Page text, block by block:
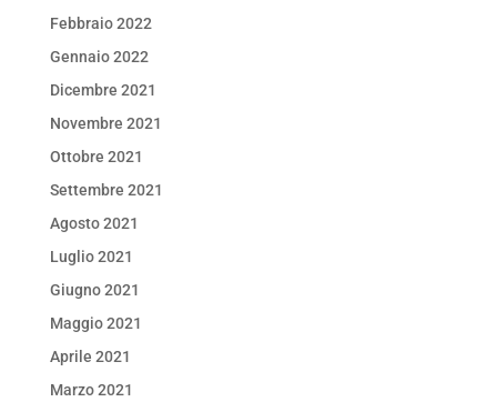
Febbraio 2022
Gennaio 2022
Dicembre 2021
Novembre 2021
Ottobre 2021
Settembre 2021
Agosto 2021
Luglio 2021
Giugno 2021
Maggio 2021
Aprile 2021
Marzo 2021